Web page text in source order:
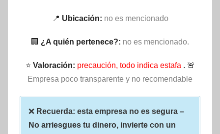
📍 Ubicación: no es mencionado
🏢 ¿A quién pertenece?: no es mencionado.
⭐ Valoración: precaución, todo indica estafa . 🚨
Empresa poco transparente y no recomendable
❌ Recuerda: esta empresa no es segura –
No arriesgues tu dinero, invierte con un